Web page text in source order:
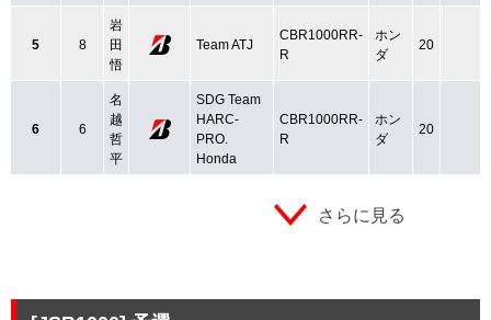
5 8
岩
田
悟
Team ATJ
CBR1000RR-
R
ホン
ダ
20
6 6
名
越
哲
平
SDG Team
HARC‐
PRO.
Honda
CBR1000RR-
R
ホン
ダ
20
さらに見る